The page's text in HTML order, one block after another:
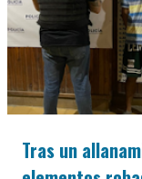
Tras un